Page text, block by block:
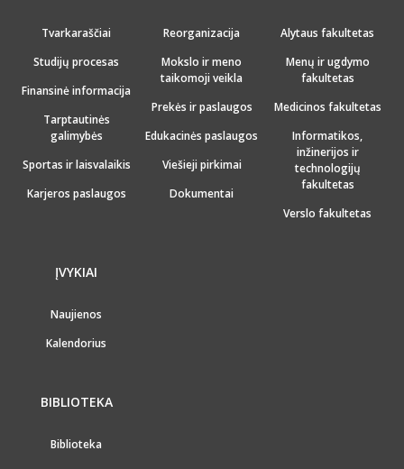
Tvarkaraščiai
Studijų procesas
Finansinė informacija
Tarptautinės
galimybės
Sportas ir laisvalaikis
Karjeros paslaugos
Reorganizacija
Mokslo ir meno
taikomoji veikla
Prekės ir paslaugos
Edukacinės paslaugos
Viešieji pirkimai
Dokumentai
Alytaus fakultetas
Menų ir ugdymo
fakultetas
Medicinos fakultetas
Informatikos,
inžinerijos ir
technologijų
fakultetas
Verslo fakultetas
ĮVYKIAI
Naujienos
Kalendorius
BIBLIOTEKA
Biblioteka